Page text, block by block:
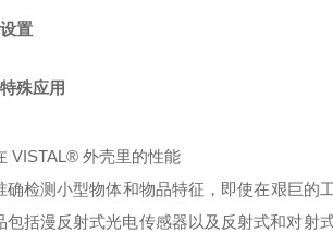
设置
特殊应用
VISTAL® 外壳里的性能
确检测小型物体和物品特征，即使在艰巨的
包括漫反射式光电传感器以及反射式和对射